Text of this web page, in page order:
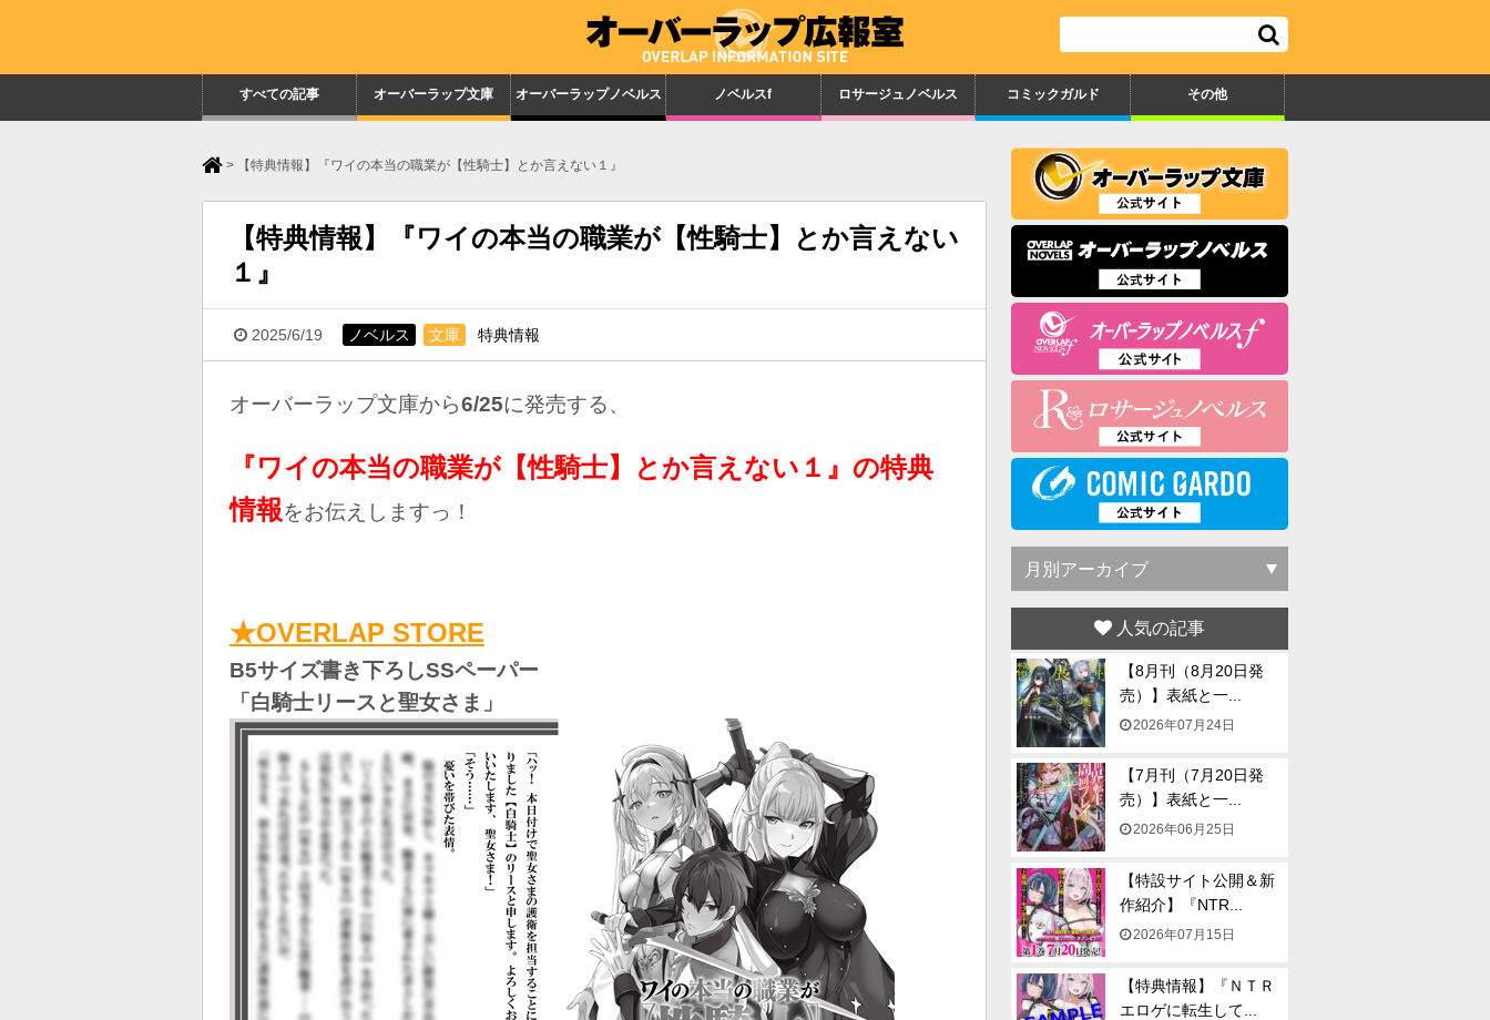
すべての記事 オーバーラップ文庫 オーバーラップノベルス ノベルスf ロサージュノベルス コミックガルド その他
> 【特典情報】『ワイの本当の職業が【性騎士】とか言えない１』
【特典情報】『ワイの本当の職業が【性騎士】とか言えない
１』
2025/6/19 ノベルス 文庫 特典情報
オーバーラップ文庫から6/25に発売する、
『ワイの本当の職業が【性騎士】とか言えない１』の特典
情報をお伝えしますっ！
★OVERLAP STORE
B5サイズ書き下ろしSSペーパー
「白騎士リースと聖女さま 」
人気の記事
【8月刊（8月20日発
売）】表紙と一...
2026年07月24日
【7月刊（7月20日発
売）】表紙と一...
2026年06月25日
【特設サイト公開＆新
作紹介】『NTR...
2026年07月15日
【特典情報】『ＮＴＲ
エロゲに転生して...